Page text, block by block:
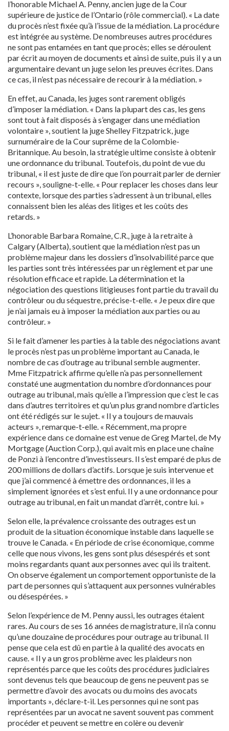
l’honorable Michael A. Penny, ancien juge de la Cour
supérieure de justice de l’Ontario (rôle commercial). « La date
du procès n’est fixée qu’à l’issue de la médiation. La procédure
est intégrée au système. De nombreuses autres procédures
ne sont pas entamées en tant que procès; elles se déroulent
par écrit au moyen de documents et ainsi de suite, puis il y a un
argumentaire devant un juge selon les preuves écrites. Dans
ce cas, il n’est pas nécessaire de recourir à la médiation. »
En effet, au Canada, les juges sont rarement obligés
d’imposer la médiation. « Dans la plupart des cas, les gens
sont tout à fait disposés à s’engager dans une médiation
volontaire », soutient la juge Shelley Fitzpatrick, juge
surnuméraire de la Cour suprême de la Colombie-
Britannique. Au besoin, la stratégie ultime consiste à obtenir
une ordonnance du tribunal. Toutefois, du point de vue du
tribunal, « il est juste de dire que l’on pourrait parler de dernier
recours », souligne-t-elle. « Pour replacer les choses dans leur
contexte, lorsque des parties s’adressent à un tribunal, elles
connaissent bien les aléas des litiges et les coûts des
retards. »
L’honorable Barbara Romaine, C.R., juge à la retraite à
Calgary (Alberta), soutient que la médiation n’est pas un
problème majeur dans les dossiers d’insolvabilité parce que
les parties sont très intéressées par un règlement et par une
résolution efficace et rapide. La détermination et la
négociation des questions litigieuses font partie du travail du
contrôleur ou du séquestre, précise-t-elle. « Je peux dire que
je n’ai jamais eu à imposer la médiation aux parties ou au
contrôleur. »
Si le fait d’amener les parties à la table des négociations avant
le procès n’est pas un problème important au Canada, le
nombre de cas d’outrage au tribunal semble augmenter.
Mme Fitzpatrick affirme qu’elle n’a pas personnellement
constaté une augmentation du nombre d’ordonnances pour
outrage au tribunal, mais qu’elle a l’impression que c’est le cas
dans d’autres territoires et qu’un plus grand nombre d’articles
ont été rédigés sur le sujet. « Il y a toujours de mauvais
acteurs », remarque-t-elle. « Récemment, ma propre
expérience dans ce domaine est venue de Greg Martel, de My
Mortgage (Auction Corp.), qui avait mis en place une chaîne
de Ponzi à l’encontre d’investisseurs. Il s’est emparé de plus de
200 millions de dollars d’actifs. Lorsque je suis intervenue et
que j’ai commencé à émettre des ordonnances, il les a
simplement ignorées et s’est enfui. Il y a une ordonnance pour
outrage au tribunal, en fait un mandat d’arrêt, contre lui. »
Selon elle, la prévalence croissante des outrages est un
produit de la situation économique instable dans laquelle se
trouve le Canada. « En période de crise économique, comme
celle que nous vivons, les gens sont plus désespérés et sont
moins regardants quant aux personnes avec qui ils traitent.
On observe également un comportement opportuniste de la
part de personnes qui s’attaquent aux personnes vulnérables
ou désespérées. »
Selon l’expérience de M. Penny aussi, les outrages étaient
rares. Au cours de ses 16 années de magistrature, il n’a connu
qu’une douzaine de procédures pour outrage au tribunal. Il
pense que cela est dû en partie à la qualité des avocats en
cause. « Il y a un gros problème avec les plaideurs non
représentés parce que les coûts des procédures judiciaires
sont devenus tels que beaucoup de gens ne peuvent pas se
permettre d’avoir des avocats ou du moins des avocats
importants », déclare-t-il. Les personnes qui ne sont pas
représentées par un avocat ne savent souvent pas comment
procéder et peuvent se mettre en colère ou devenir